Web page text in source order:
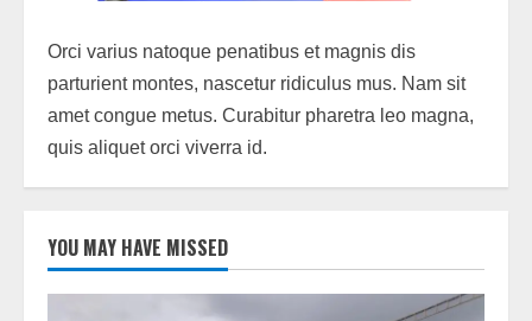
Orci varius natoque penatibus et magnis dis
parturient montes, nascetur ridiculus mus. Nam sit
amet congue metus. Curabitur pharetra leo magna,
quis aliquet orci viverra id.
YOU MAY HAVE MISSED